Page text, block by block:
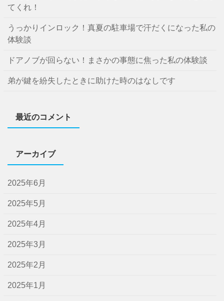
てくれ！
うっかりインロック！真夏の駐車場で汗だくになった私の
体験談
ドアノブが回らない！まさかの事態に焦った私の体験談
弟が鍵を紛失したときに助けた時のはなしです
最近のコメント
アーカイブ
2025年6月
2025年5月
2025年4月
2025年3月
2025年2月
2025年1月